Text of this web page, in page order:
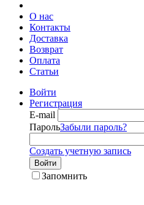
О нас
Контакты
Доставка
Возврат
Оплата
Статьи
Войти
Регистрация
E-mail
ПарольЗабыли пароль?
Создать учетную запись
Войти
Запомнить